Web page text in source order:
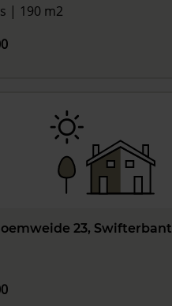
| 190 m2
23, Swifterbant